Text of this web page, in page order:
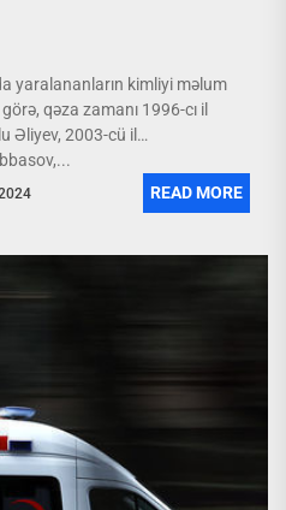
yaralananların kimliyi məlum
qəza zamanı 1996-cı il
Əliyev, 2003-cü il
READ MORE